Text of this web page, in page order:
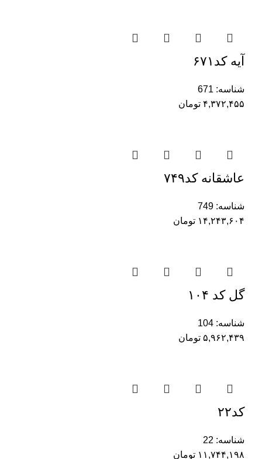
آیه کد۶۷۱
شناسه: 671
۴,۳۷۲,۴۵۵ تومان
عاشقانه کد۷۴۹
شناسه: 749
۱۴,۲۴۳,۶۰۴ تومان
گل کد ۱۰۴
شناسه: 104
۵,۹۶۲,۴۳۹ تومان
کد۲۲
شناسه: 22
۱۱,۷۴۴,۱۹۸ تومان